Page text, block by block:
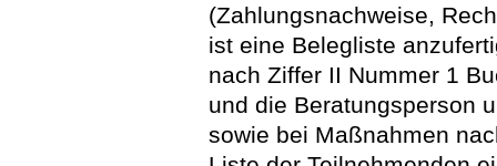
(Zahlungsnachweise,
ist eine Belegliste
nach Ziffer II Nummer 1
und die Beratungsperson
sowie bei Maßnahmen